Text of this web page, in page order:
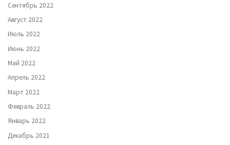
Сентябрь 2022
Август 2022
Июль 2022
Июнь 2022
Май 2022
Апрель 2022
Март 2022
Февраль 2022
Январь 2022
Декабрь 2021